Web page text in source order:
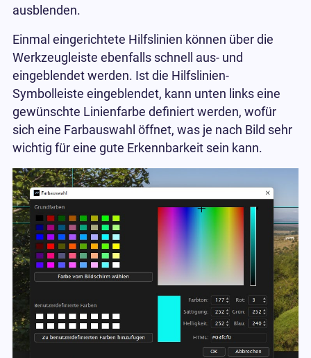
ausblenden.
Einmal eingerichtete Hilfslinien können über die
Werkzeugleiste ebenfalls schnell aus- und
eingeblendet werden. Ist die Hilfslinien-
Symbolleiste eingeblendet, kann unten links eine
gewünschte Linienfarbe definiert werden, wofür
sich eine Farbauswahl öffnet, was je nach Bild sehr
wichtig für eine gute Erkennbarkeit sein kann.